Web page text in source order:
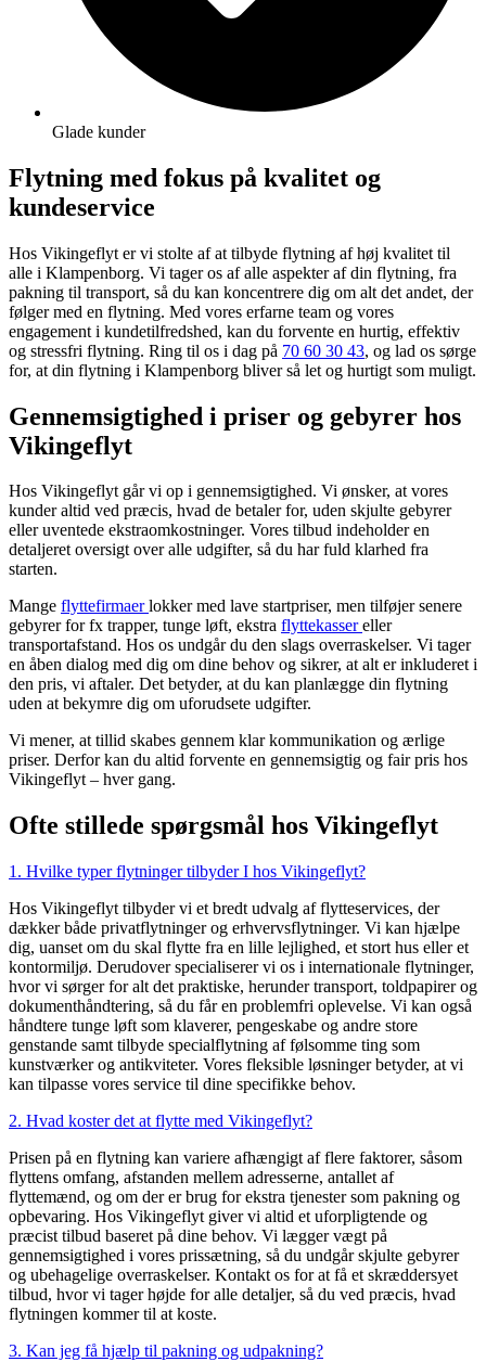
Glade kunder
Flytning med fokus på kvalitet og
kundeservice
Hos Vikingeflyt er vi stolte af at tilbyde flytning af høj kvalitet til
alle i Klampenborg. Vi tager os af alle aspekter af din flytning, fra
pakning til transport, så du kan koncentrere dig om alt det andet, der
følger med en flytning. Med vores erfarne team og vores
engagement i kundetilfredshed, kan du forvente en hurtig, effektiv
og stressfri flytning. Ring til os i dag på 70 60 30 43, og lad os sørge
for, at din flytning i Klampenborg bliver så let og hurtigt som muligt.
Gennemsigtighed i priser og gebyrer hos
Vikingeflyt
Hos Vikingeflyt går vi op i gennemsigtighed. Vi ønsker, at vores
kunder altid ved præcis, hvad de betaler for, uden skjulte gebyrer
eller uventede ekstraomkostninger. Vores tilbud indeholder en
detaljeret oversigt over alle udgifter, så du har fuld klarhed fra
starten.
Mange flyttefirmaerlokker med lave startpriser, men tilføjer senere
gebyrer for fx trapper, tunge løft, ekstra flyttekassereller
transportafstand. Hos os undgår du den slags overraskelser. Vi tager
en åben dialog med dig om dine behov og sikrer, at alt er inkluderet i
den pris, vi aftaler. Det betyder, at du kan planlægge din flytning
uden at bekymre dig om uforudsete udgifter.
Vi mener, at tillid skabes gennem klar kommunikation og ærlige
priser. Derfor kan du altid forvente en gennemsigtig og fair pris hos
Vikingeflyt – hver gang.
Ofte stillede spørgsmål hos Vikingeflyt
1. Hvilke typer flytninger tilbyder I hos Vikingeflyt?
Hos Vikingeflyt tilbyder vi et bredt udvalg af flytteservices, der
dækker både privatflytninger og erhvervsflytninger. Vi kan hjælpe
dig, uanset om du skal flytte fra en lille lejlighed, et stort hus eller et
kontormiljø. Derudover specialiserer vi os i internationale flytninger,
hvor vi sørger for alt det praktiske, herunder transport, toldpapirer og
dokumenthåndtering, så du får en problemfri oplevelse. Vi kan også
håndtere tunge løft som klaverer, pengeskabe og andre store
genstande samt tilbyde specialflytning af følsomme ting som
kunstværker og antikviteter. Vores fleksible løsninger betyder, at vi
kan tilpasse vores service til dine specifikke behov.
2. Hvad koster det at flytte med Vikingeflyt?
Prisen på en flytning kan variere afhængigt af flere faktorer, såsom
flyttens omfang, afstanden mellem adresserne, antallet af
flyttemænd, og om der er brug for ekstra tjenester som pakning og
opbevaring. Hos Vikingeflyt giver vi altid et uforpligtende og
præcist tilbud baseret på dine behov. Vi lægger vægt på
gennemsigtighed i vores prissætning, så du undgår skjulte gebyrer
og ubehagelige overraskelser. Kontakt os for at få et skræddersyet
tilbud, hvor vi tager højde for alle detaljer, så du ved præcis, hvad
flytningen kommer til at koste.
3. Kan jeg få hjælp til pakning og udpakning?